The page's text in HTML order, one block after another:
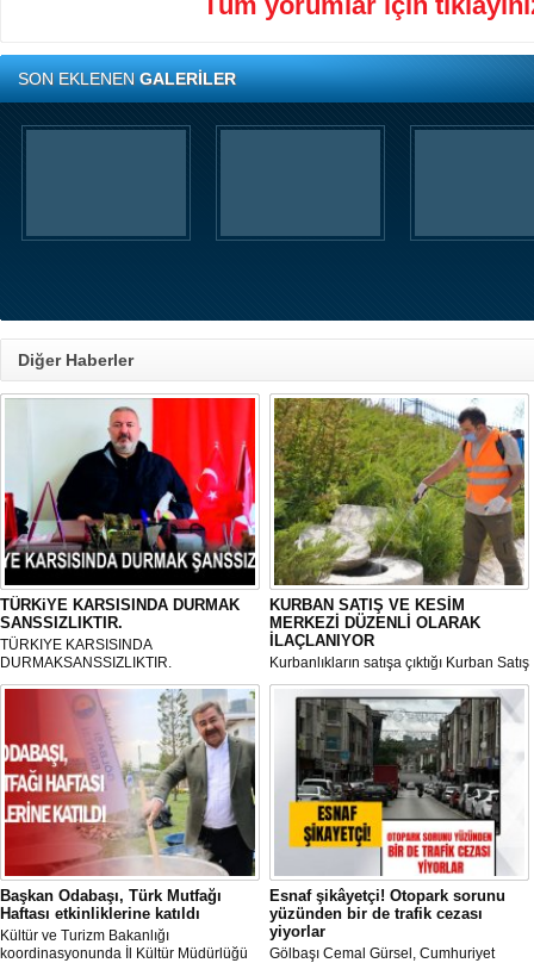
SON EKLENENGALERİLER
Diğer Haberler
TÜRKiYE KARSISINDA DURMAK
SANSSIZLIKTIR.
TÜRKIYE KARSISINDA
DURMAKSANSSIZLIKTIR.
KURBAN SATIŞ VE KESİM
MERKEZİ DÜZENLİ OLARAK
İLAÇLANIYOR
Kurbanlıkların satışa çıktığı Kurban Satış
ve Kesim Merkezi, haşere ve
mikropların önüne geçilmesi amacıyla
her gün Gölbaşı Belediyesi ekipleri
tarafından düzenli olarak ilaçlanıyor.
Başkan Odabaşı, Türk Mutfağı
Haftası etkinliklerine katıldı
Kültür ve Turizm Bakanlığı
koordinasyonunda İl Kültür Müdürlüğü
Esnaf şikâyetçi! Otopark sorunu
yüzünden bir de trafik cezası
yiyorlar
Gölbaşı Cemal Gürsel, Cumhuriyet